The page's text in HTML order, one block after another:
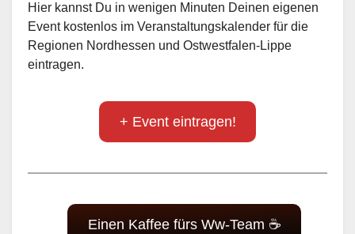
Hier kannst Du in wenigen Minuten Deinen eigenen
Event kostenlos im Veranstaltungskalender für die
Regionen Nordhessen und Ostwestfalen-Lippe
eintragen.
+ Event eintragen!
Einen Kaffee fürs Ww-Team ☕